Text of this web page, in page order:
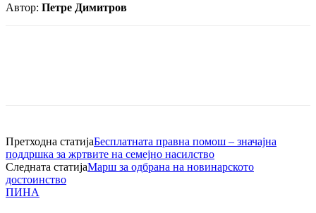
Автор: Петре Димитров
Претходна статијаБесплатната правна помош – значајна
поддршка за жртвите на семејно насилство
Следната статијаМарш за одбрана на новинарското
достоинство
ПИНА